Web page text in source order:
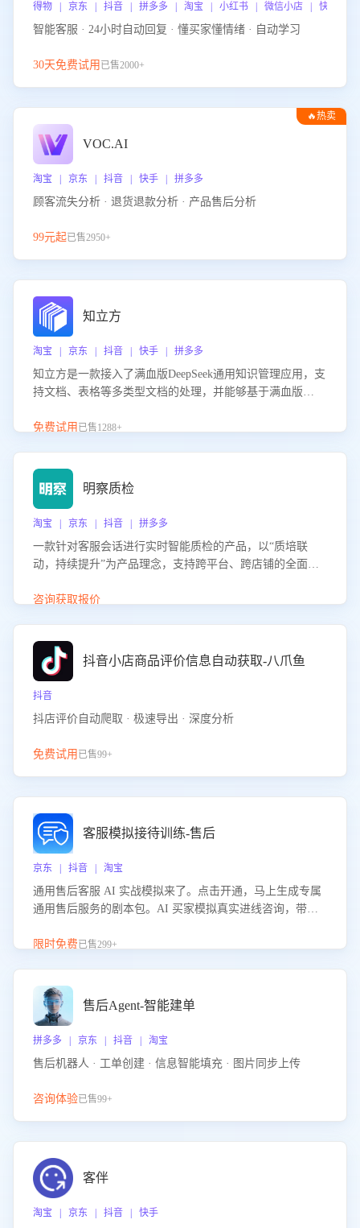
得物 | 京东 | 抖音 | 拼多多 | 淘宝 | 小红书 | 微信小店 | 快手 |
智能客服 · 24小时自动回复 · 懂买家懂情绪 · 自动学习
30天免费试用 已售2000+
🔥热卖
VOC.AI
淘宝 | 京东 | 抖音 | 快手 | 拼多多
顾客流失分析 · 退货退款分析 · 产品售后分析
99元起已售2950+
知立方
淘宝 | 京东 | 抖音 | 快手 | 拼多多
知立方是一款接入了满血版DeepSeek通用知识管理应用，支
持文档、表格等多类型文档的处理，并能够基于满血版
识支持，帮助用户高效管理和利用知识资源。通过该产品，
免费试用 已售1288+
明察质检
淘宝 | 京东 | 抖音 | 拼多多
一款针对客服会话进行实时智能质检的产品，以“质培联
动，持续提升”为产品理念，支持跨平台、跨店铺的全面、
升客服团队的销服能力。
咨询获取报价
抖音小店商品评价信息自动获取-八爪鱼
抖音
抖店评价自动爬取 · 极速导出 · 深度分析
免费试用 已售99+
客服模拟接待训练-售后
京东 | 抖音 | 淘宝
通用售后客服 AI 实战模拟来了。点击开通，马上生成专属
通用售后服务的剧本包。AI 买家模拟真实进线咨询，带您
的应对要点，轻松提升服务能力。
限时免费已售299+
售后Agent-智能建单
拼多多 | 京东 | 抖音 | 淘宝
售后机器人 · 工单创建 · 信息智能填充 · 图片同步上传
咨询体验已售99+
客伴
淘宝 | 京东 | 抖音 | 快手